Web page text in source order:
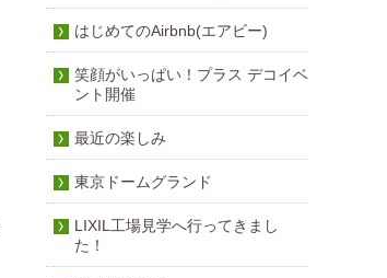
はじめてのAirbnb(エアビー)
笑顔がいっぱい！プラス デコイベ
ント開催
最近の楽しみ
東京ドームグランド
LIXIL工場見学へ行ってきまし
た！